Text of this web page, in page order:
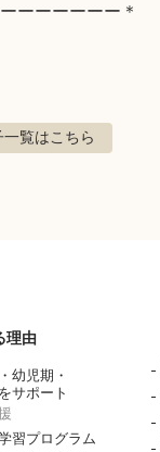
ーーーーーー＊
一覧はこちら
理由
幼児期・
サポート
習プログラム